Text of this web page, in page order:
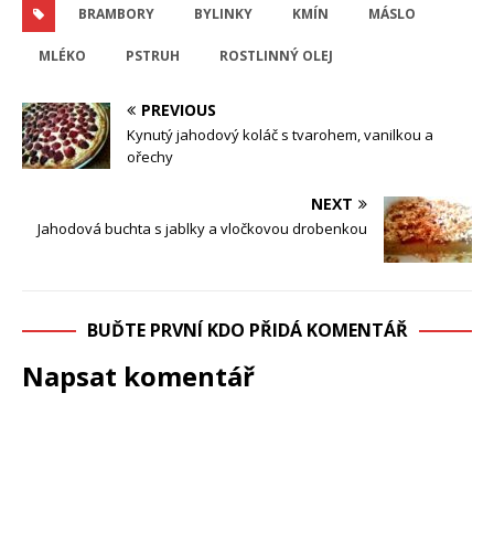
BRAMBORY BYLINKY KMÍN MÁSLO
MLÉKO PSTRUH ROSTLINNÝ OLEJ
PREVIOUS
Kynutý jahodový koláč s tvarohem, vanilkou a
ořechy
NEXT
Jahodová buchta s jablky a vločkovou drobenkou
BUĎTE PRVNÍ KDO PŘIDÁ KOMENTÁŘ
Napsat komentář